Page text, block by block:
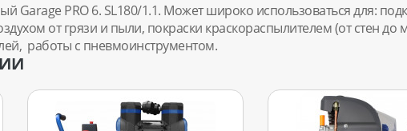
Garage PRO 6. SL180/1.1. Может широко использоваться для:
от грязи и пыли, покраски краскораспылителем (от стен
работы с пневмоинструментом.